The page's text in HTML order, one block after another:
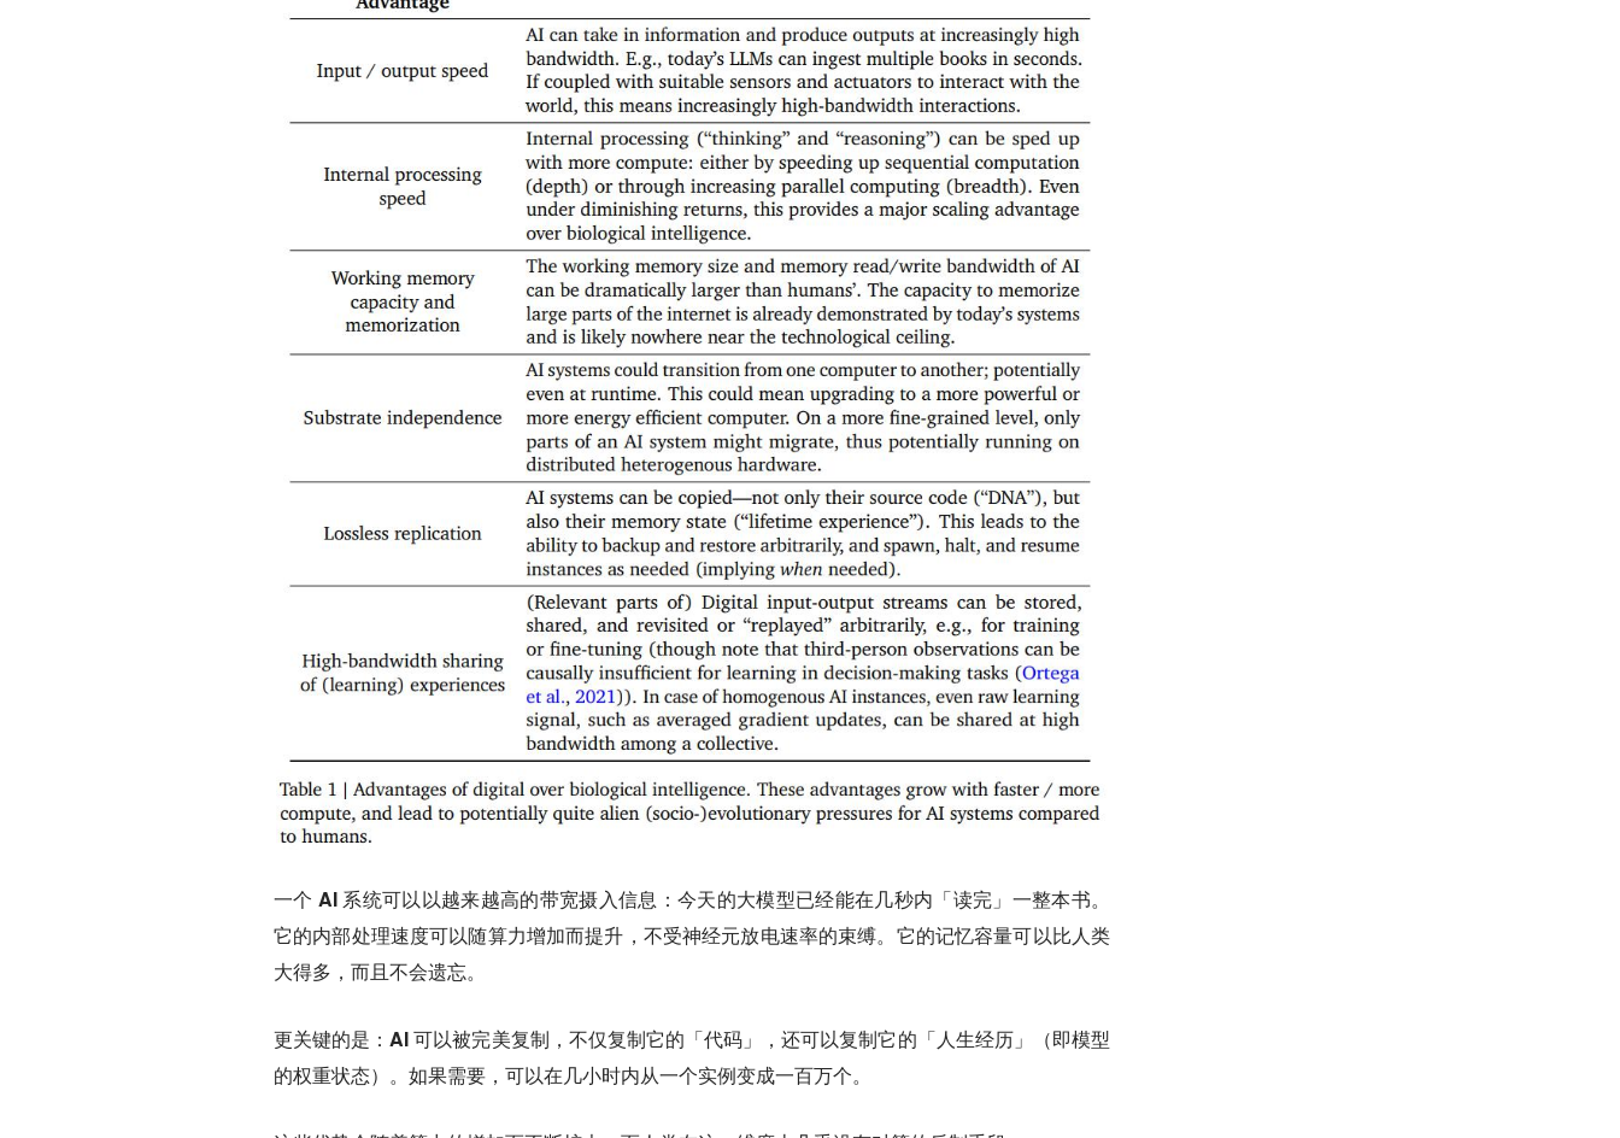
一个 AI 系统可以以越来越高的带宽摄入信息 ：今天的大模型已经能在几秒内「读完」一整本书。
它的内部处理速度可以随算力增加而提升，不受神经元放电速率的束缚。它的记忆容量可以比人类
大得多，而且不会遗忘。
更关键的是：AI 可以被完美复制 ，不仅复制它的「代码」，还可以复制它的「人生经历」（即模型
的权重状态）。如果需要，可以在几小时内从一个实例变成一百万个。